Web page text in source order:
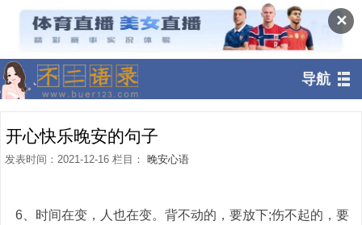
✕
导航
开心快乐晚安的句子
发表时间：2021-12-16 栏目： 晚安心语
6、时间在变，人也在变。背不动的，要放下;伤不起的，要